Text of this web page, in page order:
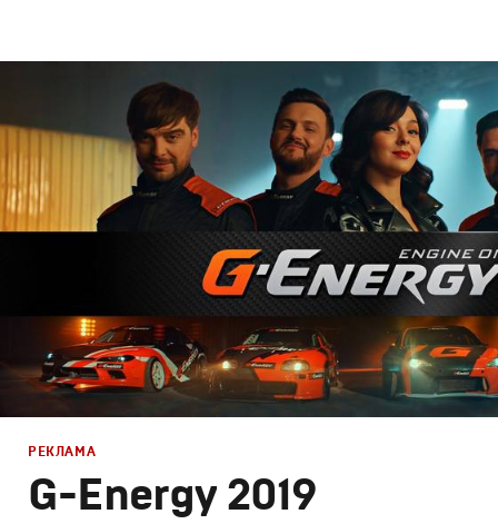
Креатив,Продакшн
G-Energy 2019
РЕКЛАМА